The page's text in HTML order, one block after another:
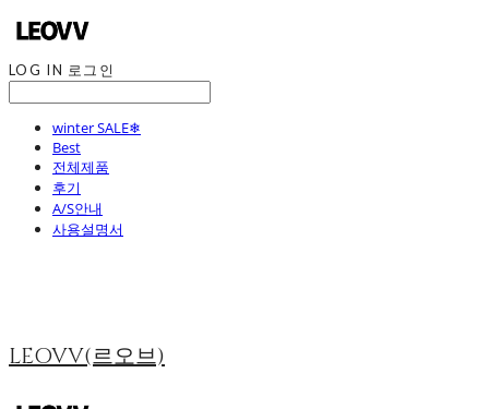
LOG IN 로그인
winter SALE❄
Best
전체제품
후기
A/S안내
사용설명서
LEOVV(르오브)